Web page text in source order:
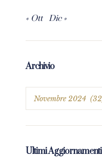
« Ott Dic »
Archivio
Ultimi Aggiornamenti